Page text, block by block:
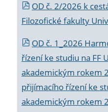
OD č. 2/2026 k
Filozofické fakulty
OD č. 1_2026
řízení ke studiu na FF
akademickým rokem
přijímacího řízení ke
akademickým rokem